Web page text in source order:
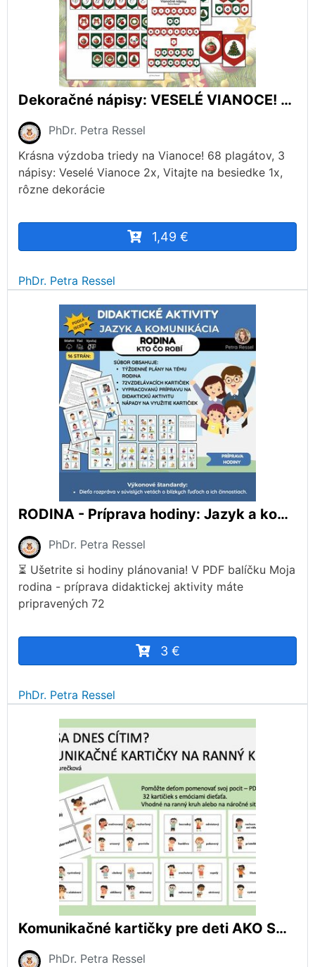
Dekoračné nápisy: VESELÉ VIANOCE! - VITAJTE NA BESIEDKE!
PhDr. Petra Ressel
Krásna výzdoba triedy na Vianoce! 68 plagátov, 3
nápisy: Veselé Vianoce 2x, Vitajte na besiedke 1x,
rôzne dekorácie
1,49 €
PhDr. Petra Ressel
RODINA - Príprava hodiny: Jazyk a komunikácia (Rodina a činnosti členov)
PhDr. Petra Ressel
⏳ Ušetrite si hodiny plánovania! V PDF balíčku Moja
rodina - príprava didaktickej aktivity máte
pripravených 72
3 €
PhDr. Petra Ressel
Komunikačné kartičky pre deti AKO SA CÍTIM (na ranný kruh)
PhDr. Petra Ressel